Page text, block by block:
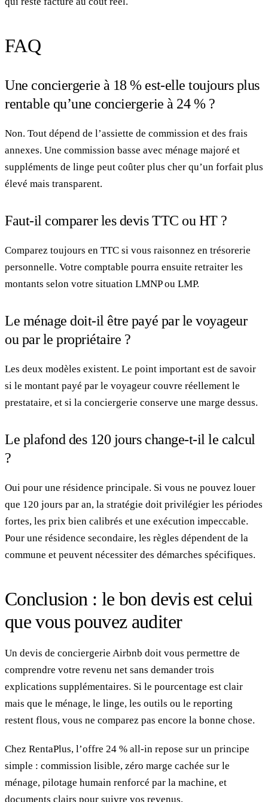
FAQ
Une conciergerie à 18 % est-elle toujours plus
rentable qu’une conciergerie à 24 % ?
Non. Tout dépend de l’assiette de commission et des frais
annexes. Une commission basse avec ménage majoré et
suppléments de linge peut coûter plus cher qu’un forfait plus
élevé mais transparent.
Faut-il comparer les devis TTC ou HT ?
Comparez toujours en TTC si vous raisonnez en trésorerie
personnelle. Votre comptable pourra ensuite retraiter les
montants selon votre situation LMNP ou LMP.
Le ménage doit-il être payé par le voyageur
ou par le propriétaire ?
Les deux modèles existent. Le point important est de savoir
si le montant payé par le voyageur couvre réellement le
prestataire, et si la conciergerie conserve une marge dessus.
Le plafond des 120 jours change-t-il le calcul
?
Oui pour une résidence principale. Si vous ne pouvez louer
que 120 jours par an, la stratégie doit privilégier les périodes
fortes, les prix bien calibrés et une exécution impeccable.
Pour une résidence secondaire, les règles dépendent de la
commune et peuvent nécessiter des démarches spécifiques.
Conclusion : le bon devis est celui
que vous pouvez auditer
Un devis de conciergerie Airbnb doit vous permettre de
comprendre votre revenu net sans demander trois
explications supplémentaires. Si le pourcentage est clair
mais que le ménage, le linge, les outils ou le reporting
restent flous, vous ne comparez pas encore la bonne chose.
Chez RentaPlus, l’offre 24 % all-in repose sur un principe
simple : commission lisible, zéro marge cachée sur le
ménage, pilotage humain renforcé par la machine, et
documents clairs pour suivre vos revenus.